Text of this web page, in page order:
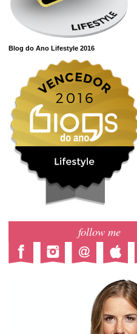
Blog do Ano Lifestyle 2016
follow me